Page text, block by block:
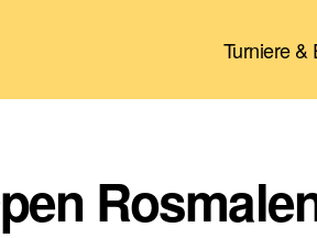
Turniere &